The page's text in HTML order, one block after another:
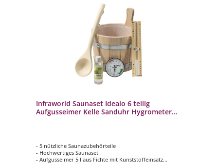
Infraworld Saunaset Idealo 6 teilig
Aufgusseimer Kelle Sanduhr Hygrometer
- 5 nützliche Saunazubehörteile
- Hochwertiges Saunaset
- Aufgusseimer 5 l aus Fichte mit Kunststoffeinsatz